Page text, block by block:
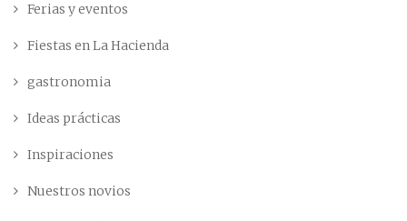
Ferias y eventos
Fiestas en La Hacienda
gastronomia
Ideas prácticas
Inspiraciones
Nuestros novios